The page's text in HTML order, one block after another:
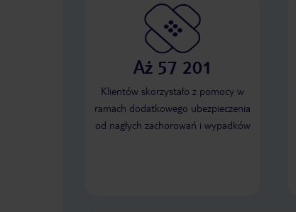
Aż 57 201
Klientów skorzystało z pomocy w
ramach dodatkowego ubezpieczenia
od nagłych zachorowań i wypadków